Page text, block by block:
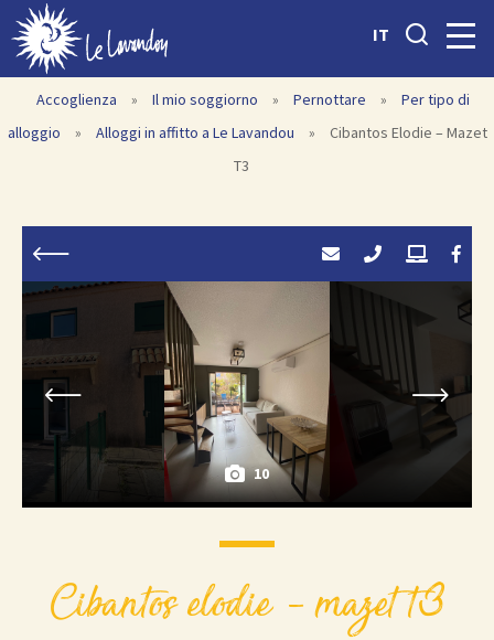
IT
Accoglienza » Il mio soggiorno » Pernottare »
Per tipo di
alloggio
» Alloggi in affitto a Le Lavandou »
Cibantos Elodie – Mazet
T3
10
cibantos elodie – mazet t3